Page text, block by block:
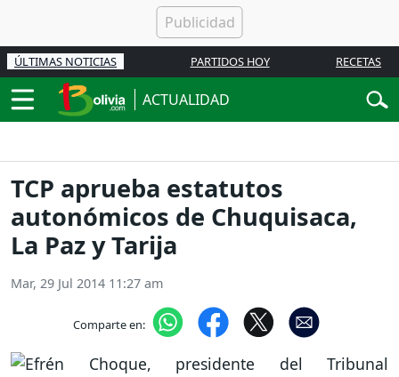
ÚLTIMAS NOTICIAS PARTIDOS HOY RECETAS
ACTUALIDAD
TCP aprueba estatutos
autonómicos de Chuquisaca,
La Paz y Tarija
Mar, 29 Jul 2014 11:27 am
Comparte en: